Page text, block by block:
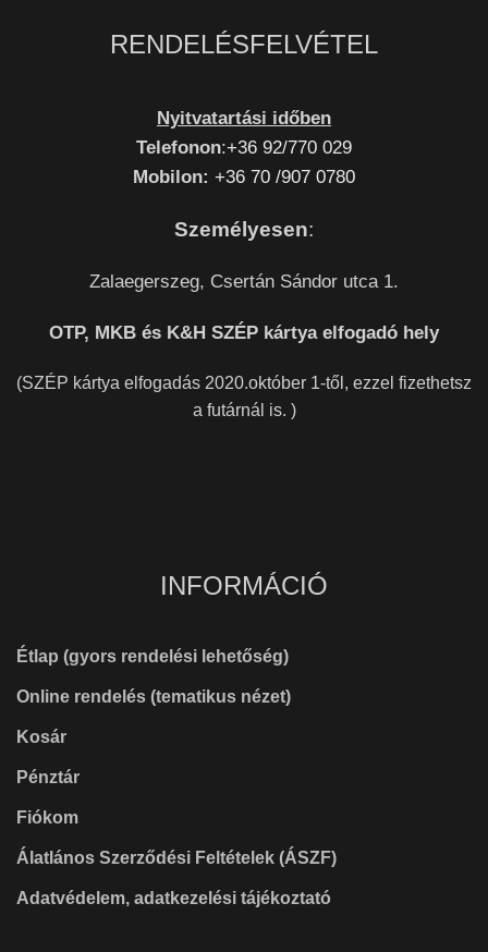
RENDELÉSFELVÉTEL
Nyitvatartási időben
Telefonon:+36 92/770 029
Mobilon: +36 70 /907 0780
Személyesen:
Zalaegerszeg, Csertán Sándor utca 1.
OTP, MKB és K&H SZÉP kártya elfogadó hely
(SZÉP kártya elfogadás 2020.október 1-től, ezzel fizethetsz
a futárnál is. )
INFORMÁCIÓ
Étlap (gyors rendelési lehetőség)
Online rendelés (tematikus nézet)
Kosár
Pénztár
Fiókom
Álatlános Szerződési Feltételek (ÁSZF)
Adatvédelem, adatkezelési tájékoztató